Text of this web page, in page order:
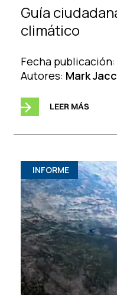
Guía
climático
Fecha publicación:
Autores: Mark
LEER MÁS
INFORME